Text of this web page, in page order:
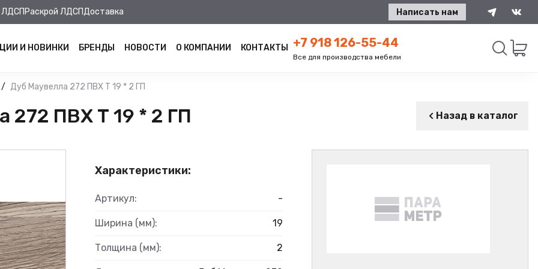
ЛДСП Раскрой ЛДСПДоставка Написать нам
И НОВИНКИ БРЕНДЫ НОВОСТИ О КОМПАНИИ КОНТАКТЫ +7 918 126-55-44
Все для производства мебели
Дуб Маувелла 272 ПВХ Т 19 * 2 ГП
ПВХ Т 19 * 2 ГП Назад в каталог
Характеристики:
Артикул: -
Ширина (мм): 19
Толщина (мм): 2